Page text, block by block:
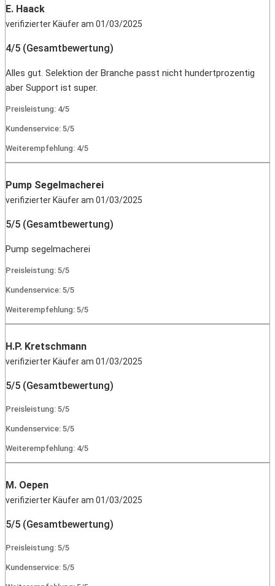
E. Haack
verifizierter Käufer am 01/03/2025
4/5 (Gesamtbewertung)
Alles gut. Selektion der Branche passt nicht hundertprozentig
aber Support ist super.
Preisleistung: 4/5
Kundenservice: 5/5
Weiterempfehlung: 4/5
Pump Segelmacherei
verifizierter Käufer am 01/03/2025
5/5 (Gesamtbewertung)
Pump segelmacherei
Preisleistung: 5/5
Kundenservice: 5/5
Weiterempfehlung: 5/5
H.P. Kretschmann
verifizierter Käufer am 01/03/2025
5/5 (Gesamtbewertung)
Preisleistung: 5/5
Kundenservice: 5/5
Weiterempfehlung: 4/5
M. Oepen
verifizierter Käufer am 01/03/2025
5/5 (Gesamtbewertung)
Preisleistung: 5/5
Kundenservice: 5/5